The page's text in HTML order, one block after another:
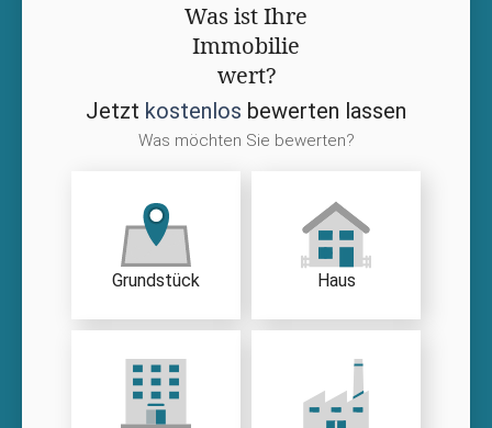
Was ist Ihre
Immobilie
wert?
Jetzt kostenlos bewerten lassen
Was möchten Sie bewerten?
Grundstück Haus